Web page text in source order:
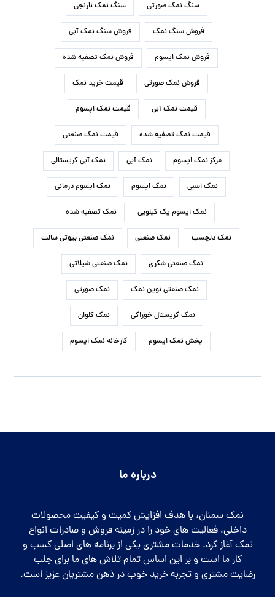
سنگ نمک صورتی سنگ نمک نارنجی
فروش سنگ نمک فروش سنگ نمک آبی
فروش نمک اپسوم فروش نمک تصفیه شده
فروش نمک صورتی قیمت خرید نمک
قیمت نمک آبی قیمت نمک اپسوم
قیمت نمک تصفیه شده قیمت نمک صنعتی
مرکز نمک اپسوم نمک آبی نمک آبی کریستالی
نمک اسبی نمک اپسوم نمک اپسوم درمانی
نمک اپسوم یک کیلویی نمک تصفیه شده
نمک دلچسب نمک صنعتی نمک صنعتی بیوتی سالت
نمک صنعتی شکری نمک صنعتی شیلاتی
نمک صنعتی نوین نمک نمک صورتی
نمک کریستال خوراکی نمک کلوان
پخش نمک اپسوم کارخانه نمک اپسوم
درباره ما
نمک سمنان، با هدف افزایش کمیت و کیفیت محصولات
داخلی، فعالیت های خود را در زمینه فروش و صادرات انواع
نمک آغاز کرد. خدمات مشتری یکی از برنامه های اصلی کسب و
کار ما است و بر این اساس تمام تلاش های ما برای جلب
رضایت مشتری و تجربه خرید خوب در ذهن مشتریان عزیز است.